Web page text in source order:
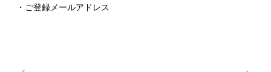
・ご登録メールアドレス